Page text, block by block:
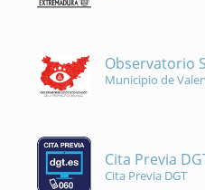
Observatorio
Municipio de
Cita Previa
Cita Previa DGT